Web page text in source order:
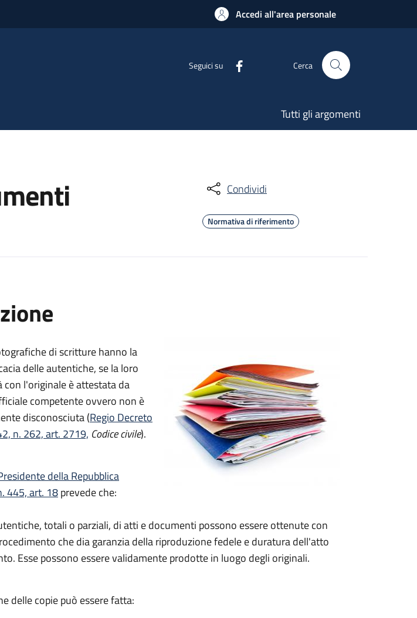
Accedi all'area personale
Seguici su Cerca
Tutti gli argomenti
Condividi
Normativa di riferimento
di scritture hanno la
delle autentiche, se la loro
l'originale è attestata da
competente ovvero non è
disconosciuta (Regio Decreto
n. 262, art. 2719, Codice civile).
della Repubblica
445, art. 18prevede che:
totali o parziali, di atti e documenti possono essere ottenute con
che dia garanzia della riproduzione fedele e duratura dell'atto
Esse possono essere validamente prodotte in luogo degli originali.
delle copie può essere fatta: